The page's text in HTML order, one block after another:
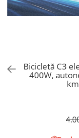
Trotinete Peste 3000
Trotinete cu Cheie
ATV 200cc
Suporturi pentru
Oglinzi retrovizoare
KuKirin G3
KuKirin V2
KuKirin S1 Max
Bicicletă C3
400W,